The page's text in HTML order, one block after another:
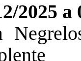
2025 a